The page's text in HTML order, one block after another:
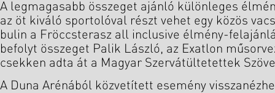
A legmagasabb összeget ajánló különleges
az öt kiváló sportolóval részt vehet egy közös
bulin a Fröccsterasz all inclusive élmény-
befolyt összeget Palik László, az Exatlon
csekken adta át a Magyar Szervátültetettek
A Duna Arénából közvetített esemény